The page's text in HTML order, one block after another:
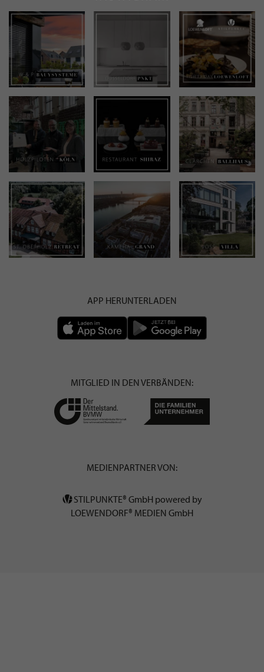
APP HERUNTERLADEN
MITGLIED IN DEN VERBÄNDEN:
MEDIENPARTNER VON:
STILPUNKTE® GmbH powered by
LOEWENDORF® MEDIEN GmbH